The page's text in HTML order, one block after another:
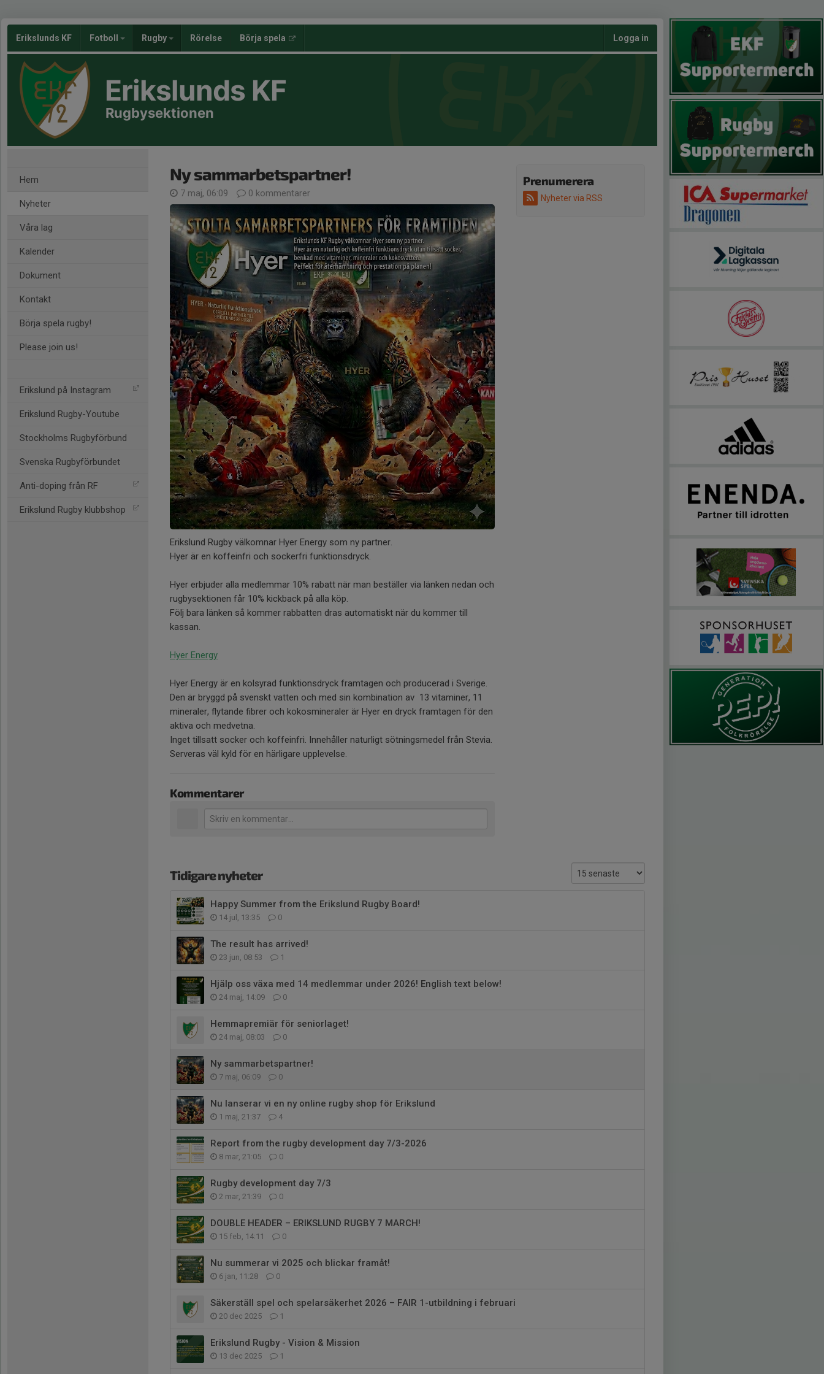
Erikslunds KF Fotboll Rugby Rörelse Börja spela Logga in
Erikslunds KF
Rugbysektionen
Hem
Nyheter
Våra lag
Kalender
Dokument
Kontakt
Börja spela rugby!
Please join us!
Erikslund på Instagram
Erikslund Rugby-Youtube
Stockholms Rugbyförbund
Svenska Rugbyförbundet
Anti-doping från RF
Erikslund Rugby klubbshop
Prenumerera
Nyheter via RSS
Ny sammarbetspartner!
7 maj, 06:09 0 kommentarer
Erikslund Rugby välkomnar Hyer Energy som ny partner.
Hyer är en koffeinfri och sockerfri funktionsdryck.
Hyer erbjuder alla medlemmar 10% rabatt när man beställer via länken nedan och
rugbysektionen får 10% kickback på alla köp.
Följ bara länken så kommer rabbatten dras automatiskt när du kommer till
kassan.
Hyer Energy
Hyer Energy är en kolsyrad funktionsdryck framtagen och producerad i Sverige.
Den är bryggd på svenskt vatten och med sin kombination av 13 vitaminer, 11
mineraler, flytande fibrer och kokosmineraler är Hyer en dryck framtagen för den
aktiva och medvetna.
Inget tillsatt socker och koffeinfri. Innehåller naturligt sötningsmedel från Stevia.
Serveras väl kyld för en härligare upplevelse.
Kommentarer
Tidigare nyheter
Happy Summer from the Erikslund Rugby Board!
14 jul, 13:35 0
The result has arrived!
23 jun, 08:53 1
Hjälp oss växa med 14 medlemmar under 2026! English text below!
24 maj, 14:09 0
Hemmapremiär för seniorlaget!
24 maj, 08:03 0
Ny sammarbetspartner!
7 maj, 06:09 0
Nu lanserar vi en ny online rugby shop för Erikslund
1 maj, 21:37 4
Report from the rugby development day 7/3-2026
8 mar, 21:05 0
Rugby development day 7/3
2 mar, 21:39 0
DOUBLE HEADER – ERIKSLUND RUGBY 7 MARCH!
15 feb, 14:11 0
Nu summerar vi 2025 och blickar framåt!
6 jan, 11:28 0
Säkerställ spel och spelarsäkerhet 2026 – FAIR 1-utbildning i februari
20 dec 2025 1
Erikslund Rugby - Vision & Mission
13 dec 2025 1